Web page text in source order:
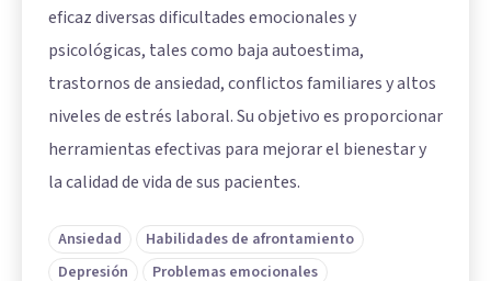
eficaz diversas dificultades emocionales y
psicológicas, tales como baja autoestima,
trastornos de ansiedad, conflictos familiares y altos
niveles de estrés laboral. Su objetivo es proporcionar
herramientas efectivas para mejorar el bienestar y
la calidad de vida de sus pacientes.
Ansiedad
Habilidades de afrontamiento
Depresión
Problemas emocionales